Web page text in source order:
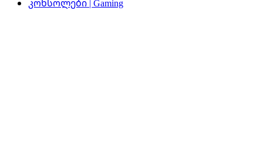
კონსოლები | Gaming